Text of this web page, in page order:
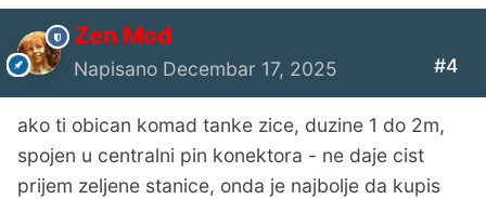
Zen Mod
Napisano Decembar 17, 2025 #4
ako ti obican komad tanke zice, duzine 1 do 2m,
spojen u centralni pin konektora - ne daje cist
prijem zeljene stanice, onda je najbolje da kupis